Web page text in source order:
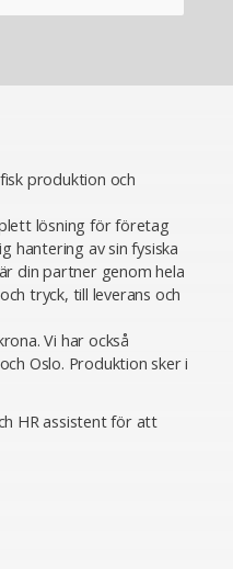
produktion och
lösning för företag
hantering av sin fysiska
din partner genom hela
tryck, till leverans och
Vi har också
Oslo. Produktion sker i
HR assistent för att